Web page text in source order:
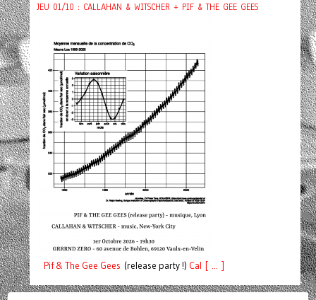
JEU 01/10 : CALLAHAN & WITSCHER + PIF & THE GEE GEES
Pif& The Gee Gees (release party !) Cal [ ... ]